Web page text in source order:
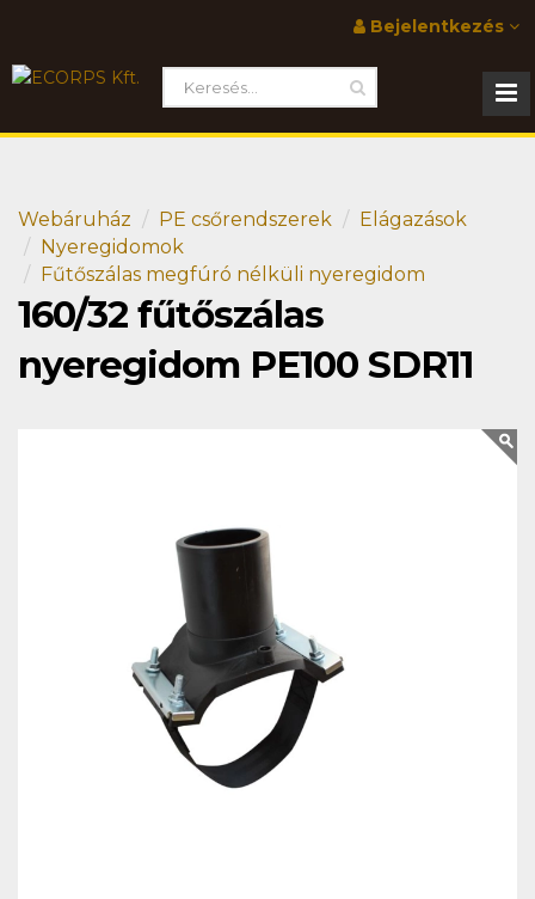
Bejelentkezés
Webáruház PE csőrendszerek
Elágazások
Nyeregidomok
Fűtőszálas megfúró nélküli nyeregidom
160/32 fűtőszálas
nyeregidom PE100 SDR11